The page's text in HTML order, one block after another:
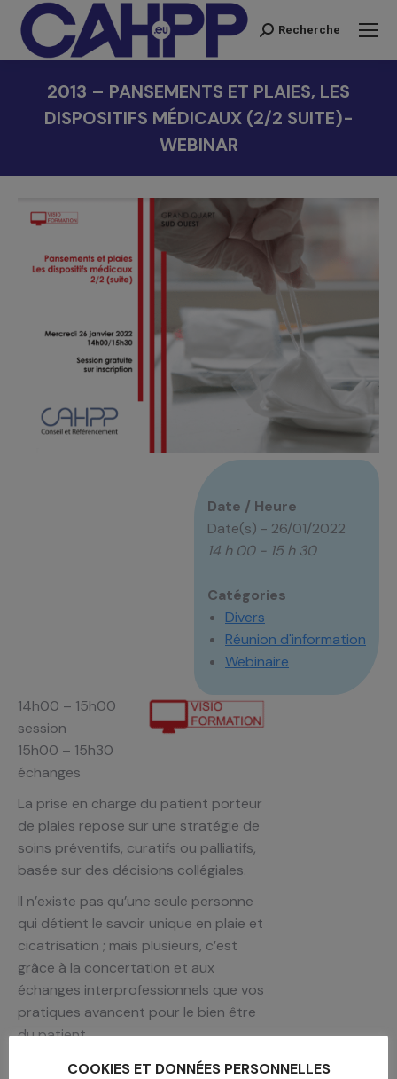
Recherche
Recherche
2013 – PANSEMENTS ET PLAIES, LES
DISPOSITIFS MÉDICAUX (2/2 SUITE)-
WEBINAR
Date / Heure
Date(s) - 26/01/2022
14 h 00 - 15 h 30
Catégories
Divers
Réunion d'information
Webinaire
14h00 – 15h00
session
15h00 – 15h30
échanges
La prise en charge du patient porteur
de plaies repose sur une stratégie de
soins préventifs, curatifs ou palliatifs,
basée sur des décisions collégiales.
Il n’existe pas qu’une seule personne
qui détient le savoir unique en plaie et
cicatrisation ; mais plusieurs, c’est
grâce à la concertation et aux
échanges interprofessionnels que vos
pratiques avancent pour le bien être
du patient.
Les différentes familles de
COOKIES ET DONNÉES PERSONNELLES